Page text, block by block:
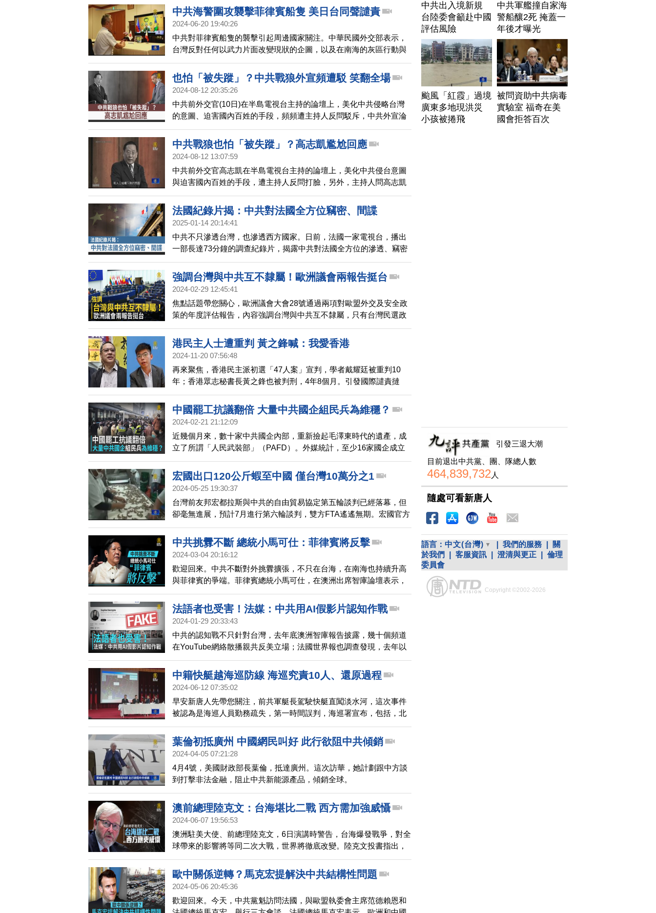
中共當局的一系列行動，讓香港法治處於「嚴重危險」當中。他在文
章中表示，過去他留在法庭，是希望海外法官的存在，能夠幫助維持
滿活力和政治多元的社會，但正在慢慢變成一個極權社會。在文章發
布的同一天，另外一位香港終審法院法官麥嘉琳，也宣布即將退休，
說法是希望有更多時間陪
中共海警圍攻襲擊菲律賓船隻 美日台同聲譴責
2024-06-20 19:40:26
中共對菲律賓船隻的襲擊引起周邊國家關注。中華民國外交部表示，
台灣反對任何以武力片面改變現狀的企圖，以及在南海的灰區行動與
軍事脅迫。美國國務卿布林肯也與菲律賓外長通話，譴責中共破壞區
域和平穩定，並重申美國根據《共同防禦條約》對菲律賓的堅定承
諾。此外，日本自衛隊統合幕僚長吉田圭秀，也與菲律賓參謀總長進
隊始終站在菲律賓這邊，並將深化與菲律賓及理念相近國家的合作。
也怕「被失蹤」？中共戰狼外宣頻遭駁 笑翻全場
2024-08-12 20:35:26
中共前外交官(10日)在半島電視台主持的論壇上，美化中共侵略台灣
的意圖、迫害國內百姓的手段，頻頻遭主持人反問駁斥，中共外宣淪
為笑柄，全場頻頻大笑。影片在網路熱傳。
中共戰狼也怕「被失蹤」？高志凱尷尬回應
2024-08-12 13:07:59
中共前外交官高志凱在半島電視台主持的論壇上，美化中共侵台意圖
與迫害國內百姓的手段，遭主持人反問打臉，另外，主持人問高志凱
是否也會害怕在中國因為說錯話被失蹤，高志凱只說，希望大家會來
救他。
法國紀錄片揭：中共對法國全方位竊密、間諜
2025-01-14 20:14:41
中共不只滲透台灣，也滲透西方國家。日前，法國一家電視台，播出
一部長達73分鐘的調查紀錄片，揭露中共對法國全方位的滲透、竊密
行動，並指出，這是中共對法國的，秘密戰爭。法國國安單位則證
實，意識到中共行動嚴峻，並已採取反間諜措施。
強調台灣與中共互不隸屬！歐洲議會兩報告挺台
2024-02-29 12:45:41
焦點話題帶您關心，歐洲議會大會28號通過兩項對歐盟外交及安全政
策的年度評估報告，內容強調台灣與中共互不隸屬，只有台灣民選政
府可在國際舞台代表台灣人民，並譴責中共試圖以武力，片面改變台
海和平及穩定的現狀。
港民主人士遭重判 黃之鋒喊：我愛香港
2024-11-20 07:56:48
再來聚焦，香港民主派初選「47人案」宣判，學者戴耀廷被重判10
年；香港眾志秘書長黃之鋒也被判刑，4年8個月。引發國際譴責撻
伐。
中國罷工抗議翻倍 大量中共國企組民兵為維穩？
2024-02-21 21:12:09
近幾個月來，數十家中共國企內部，重新撿起毛澤東時代的遺產，成
立了所謂「人民武裝部」（PAFD）。外媒統計，至少16家國企成立
民兵單位。學者分析，是因為中國經濟下滑，中共需要加大力度在國
內維穩。
宏國出口120公斤蝦至中國 僅台灣10萬分之1
2024-05-25 19:30:37
台灣前友邦宏都拉斯與中共的自由貿易協定第五輪談判已經落幕，但
卻毫無進展，預計7月進行第六輪談判，雙方FTA遙遙無期。宏國官方
24日證實，即將出口120公斤的蝦子到中國，只相當於台灣2023年進
口量的10萬分之1，而這對於陷入困境的宏國蝦農來說，也只是杯水
車薪。
中共挑釁不斷 總統小馬可仕：菲律賓將反擊
2024-03-04 20:16:12
歡迎回來。中共不斷對外挑釁擴張，不只在台海，在南海也持續升高
與菲律賓的爭端。菲律賓總統小馬可仕，在澳洲出席智庫論壇表示，
如果中共質疑或忽視菲律賓的主權和管轄權，菲律賓將會反擊。
法語者也受害！法媒：中共用AI假影片認知作戰
2024-01-29 20:33:43
中共的認知戰不只針對台灣，去年底澳洲智庫報告披露，幾十個頻道
在YouTube網絡散播親共反美立場；法國世界報也調查發現，去年以
來，在YouTube上出現法語假頻道，利用AI製作假影片，宣揚親中共
反美內容。
中籍快艇越海巡防線 海巡究責10人、還原過程
2024-06-12 07:35:02
早安新唐人先帶您關注，前共軍艇長駕駛快艇直闖淡水河，這次事件
被認為是海巡人員勤務疏失，第一時間誤判，海巡署宣布，包括，北
部分署長到安檢所雷操手等10人，分別處以申誡或記過。
葉倫初抵廣州 中國網民叫好 此行欲阻中共傾銷
2024-04-05 07:21:28
4月4號，美國財政部長葉倫，抵達廣州。這次訪華，她計劃跟中方談
到打擊非法金融，阻止中共新能源產品，傾銷全球。
澳前總理陸克文：台海堪比二戰 西方需加強威懾
2024-06-07 19:56:53
澳洲駐美大使、前總理陸克文，6日演講時警告，台海爆發戰爭，對全
球帶來的影響將等同二次大戰，世界將徹底改變。陸克文投書指出，
中共對台灣的脅迫、灰色地帶行動，從政治軍事等五大面向，意圖削
弱台灣的政治、經濟、社會韌性；盟友必須強化嚇阻中共
歐中關係逆轉？馬克宏提解決中共結構性問題
2024-05-06 20:45:36
歡迎回來。今天，中共黨魁訪問法國，與歐盟執委會主席范德賴恩和
中共出入境新規
台陸委會籲赴中國
評估風險
中共軍艦撞自家海
警船釀2死 掩蓋一
年後才曝光
颱風「紅霞」過境
廣東多地現洪災
小孩被捲飛
被問資助中共病毒
實驗室 福奇在美
國會拒答百次
引發三退大潮
目前退出中共黨、團、隊總人數
464,839,732 人
隨處可看新唐人
語言： 中文(台灣) 我們的服務
關
於我們
客服資訊 澄清與更正
倫理
委員會
Copyright ©2002-2026